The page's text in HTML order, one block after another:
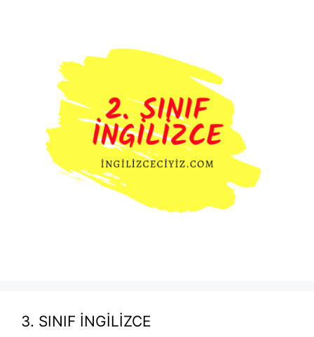
3. SINIF İNGİLİZCE